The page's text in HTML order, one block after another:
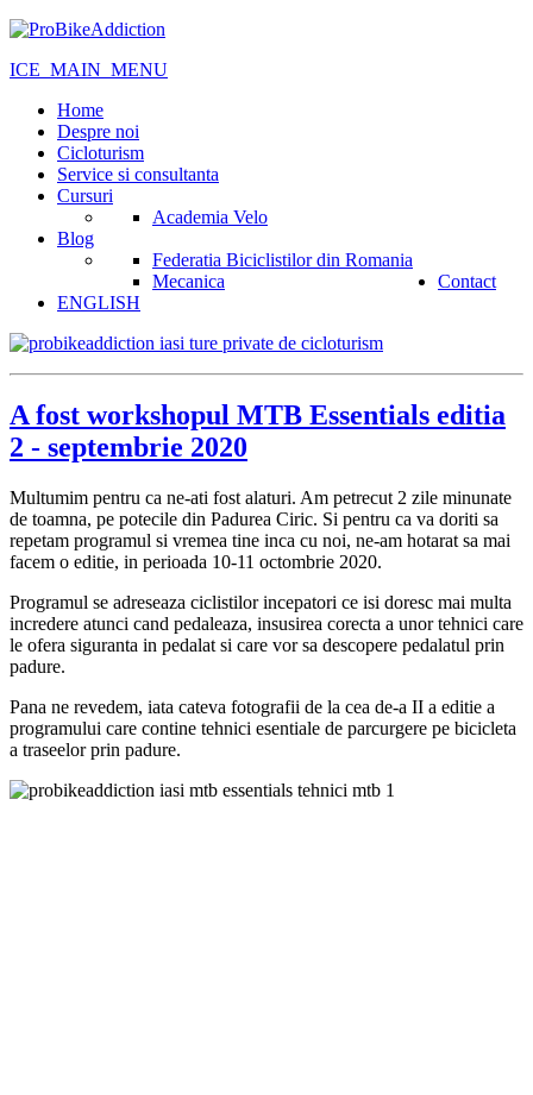
ICE_MAIN_MENU
Home
Despre noi
Cicloturism
Service si consultanta
Cursuri
Academia Velo
Blog
Federatia Biciclistilor din Romania
Mecanica
Contact
ENGLISH
A fost workshopul MTB Essentials editia
2 - septembrie 2020
Multumim pentru ca ne-ati fost alaturi. Am petrecut 2 zile minunate
de toamna, pe potecile din Padurea Ciric. Si pentru ca va doriti sa
repetam programul si vremea tine inca cu noi, ne-am hotarat sa mai
facem o editie, in perioada 10-11 octombrie 2020.
Programul se adreseaza ciclistilor incepatori ce isi doresc mai multa
incredere atunci cand pedaleaza, insusirea corecta a unor tehnici care
le ofera siguranta in pedalat si care vor sa descopere pedalatul prin
padure.
Pana ne revedem, iata cateva fotografii de la cea de-a II a editie a
programului care contine tehnici esentiale de parcurgere pe bicicleta
a traseelor prin padure.